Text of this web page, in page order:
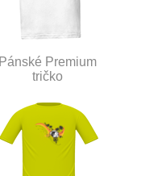
Pánské Premium
tričko